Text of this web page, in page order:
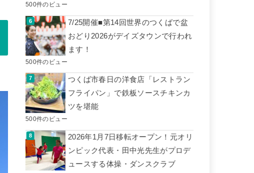
500件のビュー
7/25開催■第14回世界のつくばで盆
おどり2026がデイズタウンで行われ
ます！
500件のビュー
つくば市春日の洋食店「レストラン
フライパン」で鉄板ソースチキンカ
ツを堪能
500件のビュー
2026年1月7日移転オープン！元オリ
ンピック代表・田中光先生がプロデ
ュースする体操・ダンスクラブ